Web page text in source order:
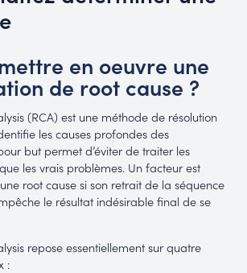
en oeuvre une
de root cause ?
(RCA) est une méthode de résolution
les causes profondes des
but permet d’éviter de traiter les
les vrais problèmes. Un facteur est
root cause si son retrait de la séquence
le résultat indésirable final de se
repose essentiellement sur quatre
: